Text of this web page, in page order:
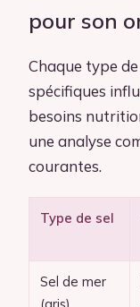
pour son
Chaque type
spécifiques
besoins
une analyse
courantes.
Type de sel
Sel de mer